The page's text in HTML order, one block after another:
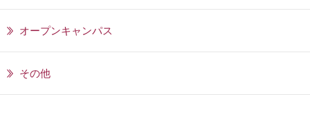
オープンキャンパス
その他